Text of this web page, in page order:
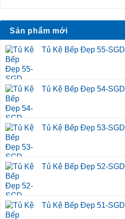
Sản phẩm mới
Tủ Kệ Bếp Đẹp 55-SGD
Tủ Kệ Bếp Đẹp 54-SGD
Tủ Kệ Bếp Đẹp 53-SGD
Tủ Kệ Bếp Đẹp 52-SGD
Tủ Kệ Bếp Đẹp 51-SGD